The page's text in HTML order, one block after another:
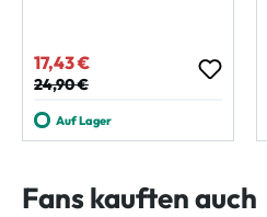
Verkaufspreis:
17,43 €
Regulärer Preis:
24,90 €
Auf Lager
Fans kauften auch